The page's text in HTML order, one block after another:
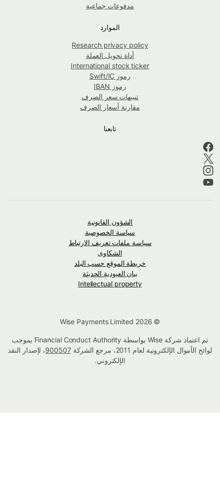
مدفوعات جماعية
الموارد
Research privacy policy
أداة تحويل العملة
International stock ticker
رموز Swift/IC
رموز IBAN
تنبيهات سعر الصرف
مقارنة أسعار الصرف
تابعنا
الشؤون القانونية
سياسة الخصوصية
سياسة ملفات تعريف الارتباط
الشكاوى
خريطة الموقع حسب البلد
بيان العبودية الحديثة
Intellectual property
تم اعتماد شركة Wise بواسطة Financial Conduct Authority بموجب
لوائح الأموال الإلكترونية لعام 2011، مرجع الشركة
900507، لإصدار النقد
الإلكتروني.